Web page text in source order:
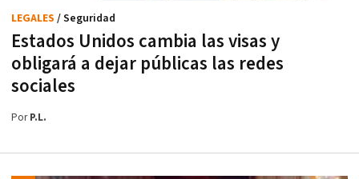
Estados Unidos cambia las visas y
obligará a dejar públicas las redes
sociales
LEGALES / Seguridad
PorP.L.